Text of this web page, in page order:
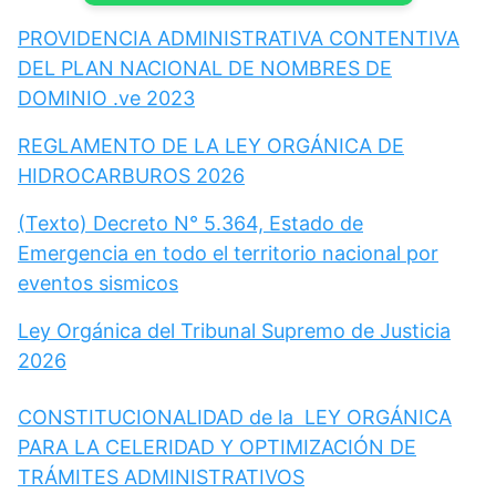
PROVIDENCIA ADMINISTRATIVA CONTENTIVA
DEL PLAN NACIONAL DE NOMBRES DE
DOMINIO .ve 2023
REGLAMENTO DE LA LEY ORGÁNICA DE
HIDROCARBUROS 2026
(Texto) Decreto N° 5.364, Estado de
Emergencia en todo el territorio nacional por
eventos sismicos
Ley Orgánica del Tribunal Supremo de Justicia
2026
CONSTITUCIONALIDAD de la LEY ORGÁNICA
PARA LA CELERIDAD Y OPTIMIZACIÓN DE
TRÁMITES ADMINISTRATIVOS